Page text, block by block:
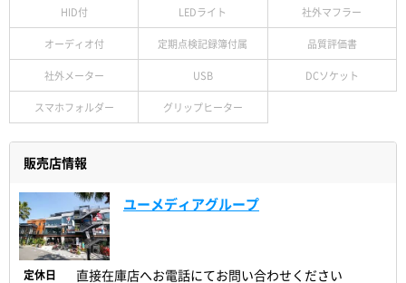
HID付 LEDライト 社外マフラー
オーディオ付 定期点検記録簿付属 品質評価書
社外メーター USB DCソケット
スマホフォルダー グリップヒーター
販売店情報
ユーメディアグループ
定休日 直接在庫店へお電話にてお問い合わせください